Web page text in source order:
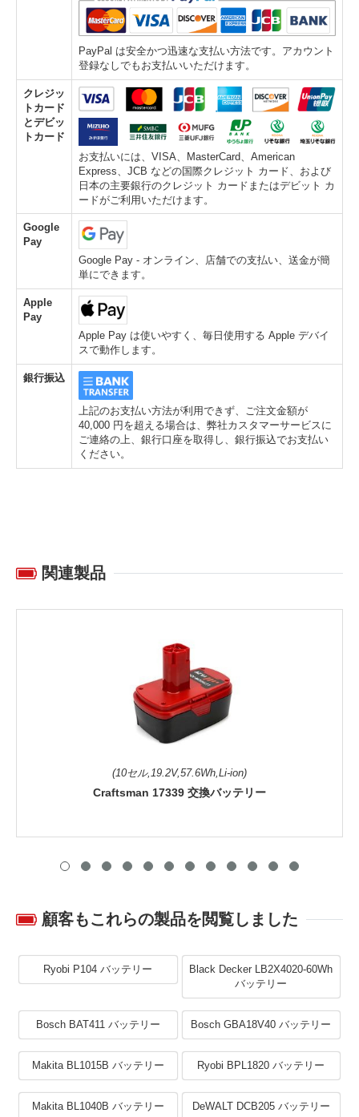
PayPal は安全かつ迅速な支払い方法です。アカウント
登録なしでもお支払いいただけます。
クレジッ
トカード
とデビッ
トカード
お支払いには、VISA、MasterCard、American
Express、JCB などの国際クレジット カード、および
日本の主要銀行のクレジット カードまたはデビット カ
ードがご利用いただけます。
Google
Pay
Google Pay - オンライン、店舗での支払い、送金が簡
単にできます。
Apple
Pay
Apple Pay は使いやすく、毎日使用する Apple デバイ
スで動作します。
銀行振込
上記のお支払い方法が利用できず、ご注文金額が
40,000 円を超える場合は、弊社カスタマーサービスに
ご連絡の上、銀行口座を取得し、銀行振込でお支払い
ください。
関連製品
(10セル,19.2V,57.6Wh,Li-ion)
Craftsman 17339 交換バッテリー
顧客もこれらの製品を閲覧しました
Ryobi P104 バッテリー
Black Decker LB2X4020-60Wh
バッテリー
Bosch BAT411 バッテリー Bosch GBA18V40 バッテリー
Makita BL1015B バッテリー Ryobi BPL1820 バッテリー
Makita BL1040B バッテリー DeWALT DCB205 バッテリー